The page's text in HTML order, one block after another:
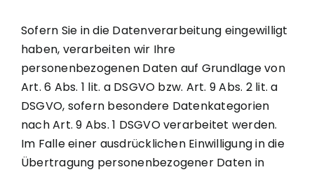
Sofern Sie in die Datenverarbeitung eingewilligt
haben, verarbeiten wir Ihre
personenbezogenen Daten auf Grundlage von
Art. 6 Abs. 1 lit. a DSGVO bzw. Art. 9 Abs. 2 lit. a
DSGVO, sofern besondere Datenkategorien
nach Art. 9 Abs. 1 DSGVO verarbeitet werden.
Im Falle einer ausdrücklichen Einwilligung in die
Übertragung personenbezogener Daten in